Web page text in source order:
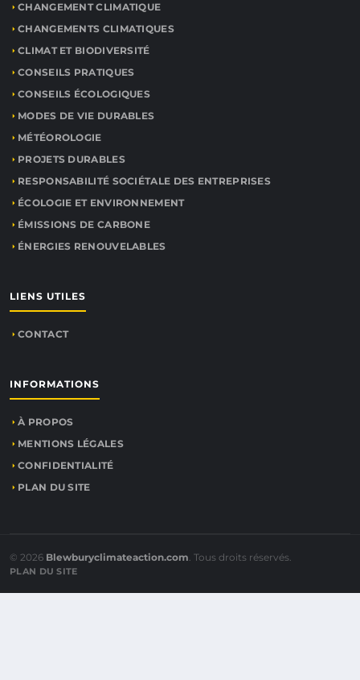
CHANGEMENT CLIMATIQUE
CHANGEMENTS CLIMATIQUES
CLIMAT ET BIODIVERSITÉ
CONSEILS PRATIQUES
CONSEILS ÉCOLOGIQUES
MODES DE VIE DURABLES
MÉTÉOROLOGIE
PROJETS DURABLES
RESPONSABILITÉ SOCIÉTALE DES ENTREPRISES
ÉCOLOGIE ET ENVIRONNEMENT
ÉMISSIONS DE CARBONE
ÉNERGIES RENOUVELABLES
LIENS UTILES
CONTACT
INFORMATIONS
À PROPOS
MENTIONS LÉGALES
CONFIDENTIALITÉ
PLAN DU SITE
© 2026 Blewburyclimateaction.com. Tous droits réservés.
PLAN DU SITE